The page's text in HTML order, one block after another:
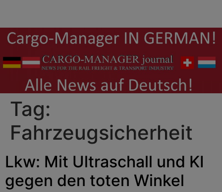
Tag:
Fahrzeugsicherheit
Lkw: Mit Ultraschall und KI
gegen den toten Winkel